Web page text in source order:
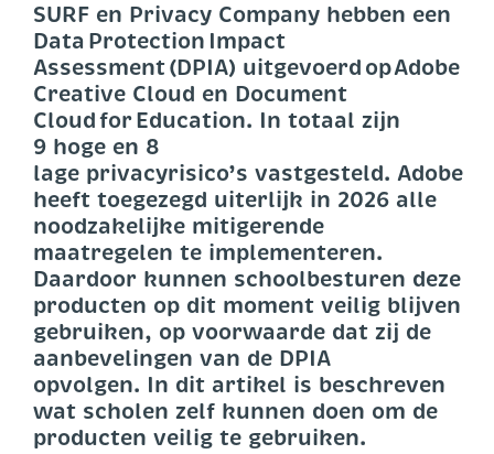
SURF en Privacy Company hebben een
Data Protection Impact
Assessment (DPIA) uitgevoerd op Adobe
Creative Cloud en Document
Cloud for Education. In totaal zijn
9 hoge en 8
lage privacyrisico’s vastgesteld. Adobe
heeft toegezegd uiterlijk in 2026 alle
noodzakelijke mitigerende
maatregelen te implementeren.
Daardoor kunnen schoolbesturen deze
producten op dit moment veilig blijven
gebruiken, op voorwaarde dat zij de
aanbevelingen van de DPIA
opvolgen. In dit artikel is beschreven
wat scholen zelf kunnen doen om de
producten veilig te gebruiken.